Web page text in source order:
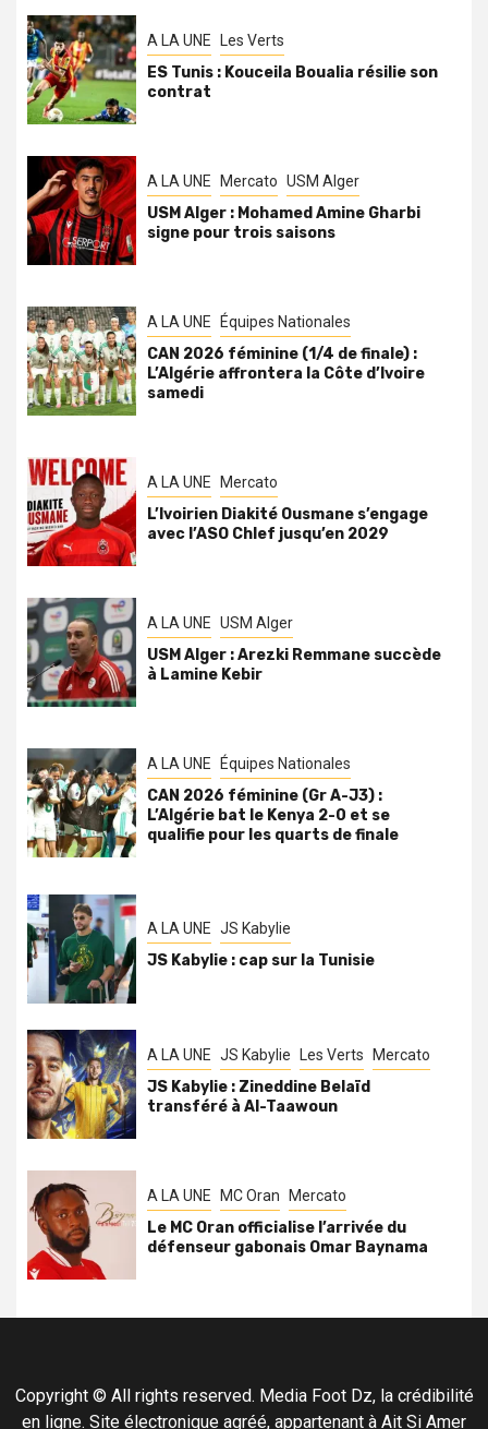
A LA UNE Les Verts
ES Tunis : Kouceila Boualia résilie son
contrat
A LA UNE Mercato USM Alger
USM Alger : Mohamed Amine Gharbi
signe pour trois saisons
A LA UNE Équipes Nationales
CAN 2026 féminine (1/4 de finale) :
L’Algérie affrontera la Côte d’Ivoire
samedi
A LA UNE Mercato
L’Ivoirien Diakité Ousmane s’engage
avec l’ASO Chlef jusqu’en 2029
A LA UNE USM Alger
USM Alger : Arezki Remmane succède
à Lamine Kebir
A LA UNE Équipes Nationales
CAN 2026 féminine (Gr A-J3) :
L’Algérie bat le Kenya 2-0 et se
qualifie pour les quarts de finale
A LA UNE JS Kabylie
JS Kabylie : cap sur la Tunisie
A LA UNE JS Kabylie Les Verts Mercato
JS Kabylie : Zineddine Belaïd
transféré à Al-Taawoun
A LA UNE MC Oran Mercato
Le MC Oran officialise l’arrivée du
défenseur gabonais Omar Baynama
Copyright © All rights reserved. Media Foot Dz, la crédibilité
en ligne. Site électronique agréé, appartenant à Ait Si Amer